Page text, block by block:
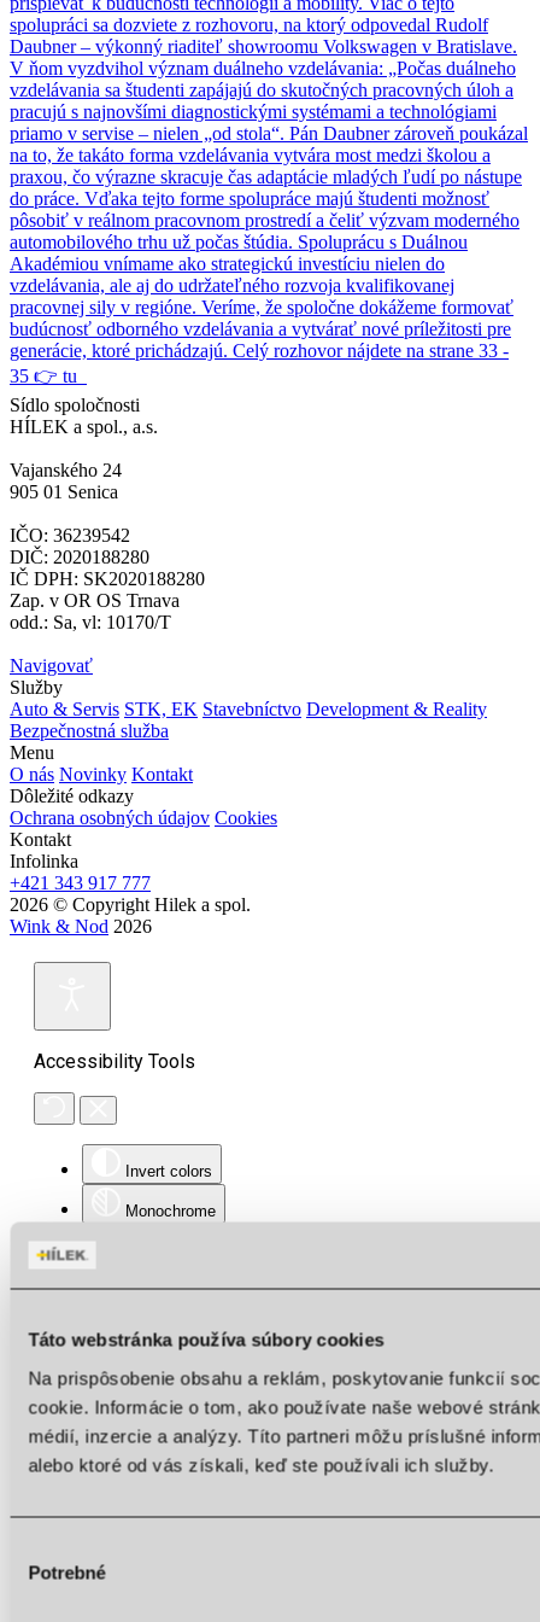
Táto webstránka používa súbory cookies
Na prispôsobenie obsahu a reklám, poskytovanie funkcií
cookie. Informácie o tom, ako používate naše webové
médií, inzercie a analýzy. Títo partneri môžu príslušné
alebo ktoré od vás získali, keď ste používali ich služby.
súhlasu
Potrebné
spolupráci sa dozviete z rozhovoru, na ktorý odpovedal Rudolf
Daubner – výkonný riaditeľ showroomu Volkswagen v Bratislave.
V ňom vyzdvihol význam duálneho vzdelávania: „Počas duálneho
vzdelávania sa študenti zapájajú do skutočných pracovných úloh a
pracujú s najnovšími diagnostickými systémami a technológiami
priamo v servise – nielen „od stola“. Pán Daubner zároveň poukázal
na to, že takáto forma vzdelávania vytvára most medzi školou a
praxou, čo výrazne skracuje čas adaptácie mladých ľudí po nástupe
do práce. Vďaka tejto forme spolupráce majú študenti možnosť
pôsobiť v reálnom pracovnom prostredí a čeliť výzvam moderného
automobilového trhu už počas štúdia. Spoluprácu s Duálnou
Akadémiou vnímame ako strategickú investíciu nielen do
vzdelávania, ale aj do udržateľného rozvoja kvalifikovanej
pracovnej sily v regióne. Veríme, že spoločne dokážeme formovať
budúcnosť odborného vzdelávania a vytvárať nové príležitosti pre
generácie, ktoré prichádzajú. Celý rozhovor nájdete na strane 33 -
35 👉 tu
Sídlo spoločnosti
HÍLEK a spol., a.s.
Vajanského 24
905 01 Senica
IČO: 36239542
DIČ: 2020188280
IČ DPH: SK2020188280
Zap. v OR OS Trnava
odd.: Sa, vl: 10170/T
Navigovať
Služby
Auto & Servis STK, EK Stavebníctvo Development & Reality
Bezpečnostná služba
Menu
O nás Novinky Kontakt
Dôležité odkazy
Ochrana osobných údajov Cookies
Kontakt
Infolinka
+421 343 917 777
2026 © Copyright Hilek a spol.
Wink & Nod 2026
Accessibility Tools
Invert colors
Monochrome
Light contrast
Low saturation
High saturation
Highlight links
Highlight headings
Font size